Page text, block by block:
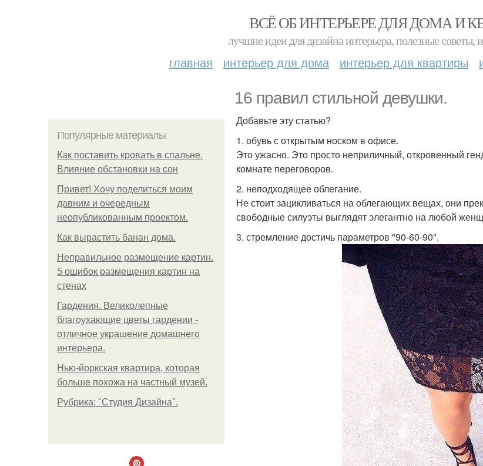
ВСЁ ОБ ИНТЕРЬЕРЕ ДЛЯ ДОМА И
лучшие идеи для дизайна интерьера, полезные советы,
главная интерьер для дома интерьер для квартиры
16 правил стильной девушки.
Популярные материалы
Как поставить кровать в спальне.
Влияние обстановки на сон
Привет! Хочу поделиться моим
давним и очередным
неопубликованным проектом.
Как вырастить банан дома.
Неправильное размещение картин.
5 ошибок размещения картин на
стенах
Гардения. Великолепные
благоухающие цветы гардении -
отличное украшение домашнего
интерьера.
Нью-йоркская квартира, которая
больше похожа на частный музей.
Рубрика: "Студия Дизайна".
Добавьте эту статью?
1. обувь с открытым носком в офисе.
Это ужасно. Это просто неприличный, откровенный
комнате переговоров.
2. неподходящее облегание.
Не стоит зацикливаться на облегающих вещах, они
свободные силуэты выглядят элегантно на любой
3. стремление достичь параметров "90-60-90".